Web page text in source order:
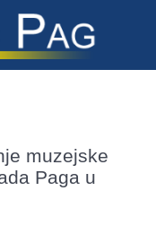
muzejske
Paga u